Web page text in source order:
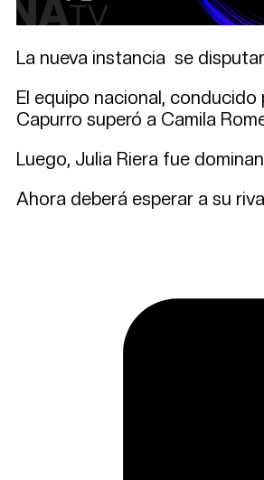
La nueva instancia se
El equipo nacional,
Capurro superó a Camila
Luego, Julia Riera fue
Ahora deberá esperar a su